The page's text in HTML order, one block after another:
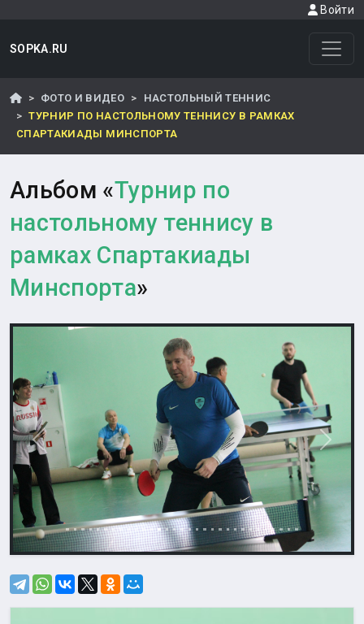
Войти
SOPKA.RU
ФОТО И ВИДЕО
НАСТОЛЬНЫЙ ТЕННИС
ТУРНИР ПО НАСТОЛЬНОМУ ТЕННИСУ В РАМКАХ
СПАРТАКИАДЫ МИНСПОРТА
Альбом «Турнир по
настольному теннису в
рамках Спартакиады
Минспорта»
Назад